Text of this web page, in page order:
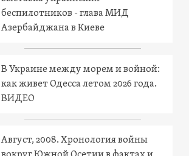
беспилотников - глава МИД
Азербайджана в Киеве
В Украине между морем и войной:
как живет Одесса летом 2026 года.
ВИДЕО
Август, 2008. Хронология войны